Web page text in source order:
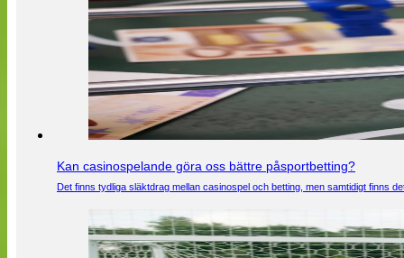
Kan casinospelande göra oss bättre påsportbetting?
Det finns tydliga släktdrag mellan casinospel och betting, men samtidigt finns